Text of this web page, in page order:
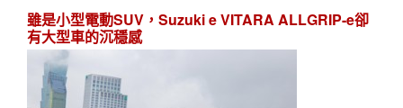
雖是小型電動SUV，Suzuki e VITARA ALLGRIP-e卻
有大型車的沉穩感